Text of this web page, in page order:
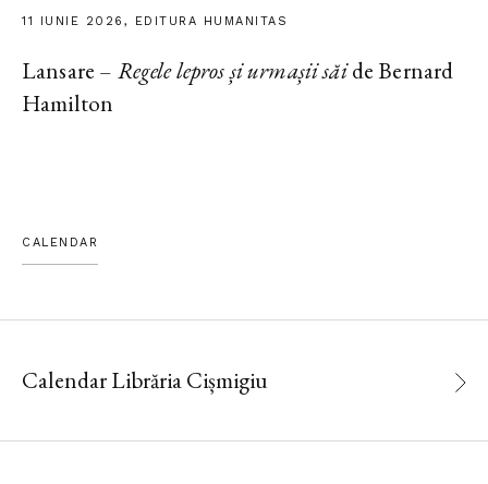
11 IUNIE 2026, EDITURA HUMANITAS
Lansare – Regele lepros și urmașii săide Bernard
Hamilton
CALENDAR
Calendar Librăria Cișmigiu